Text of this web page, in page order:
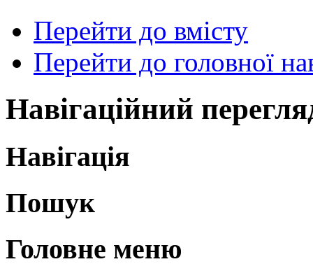
Перейти до вмісту
Перейти до головної
Навігаційний
Навігація
Пошук
Головне меню